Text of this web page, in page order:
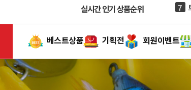
실시간인기 상품순위
9
10
베스트상품 기획전 회원이벤트